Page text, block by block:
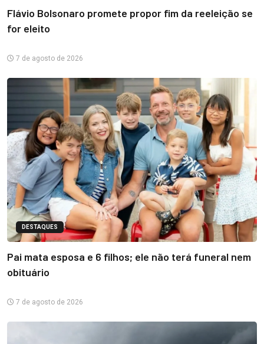
Flávio Bolsonaro promete propor fim da reeleição se
for eleito
7 de agosto de 2026
DESTAQUES
Pai mata esposa e 6 filhos; ele não terá funeral nem
obituário
7 de agosto de 2026